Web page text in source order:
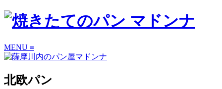
MENU ≡
北欧パン